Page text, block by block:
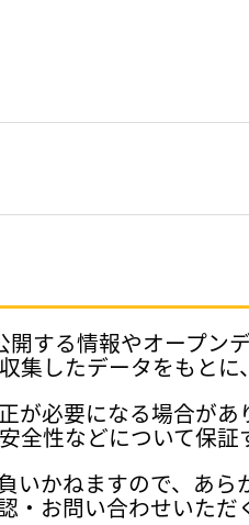
する情報やオープン
したデータをもとに
必要になる場合が
性などについて保証
かねますので、あ
お問い合わせいただ